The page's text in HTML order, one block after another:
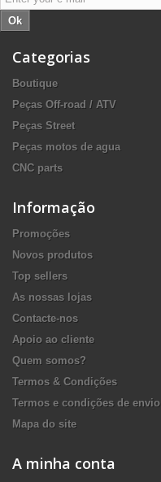
Ok
Categorias
Boutique
Peças Off-road / ATV
Peças Street
Peças motos de agua
CNC parts
Informação
Promoções
Novos produtos
Top sellers
As nossas lojas
Contacte-nos
Apoio ao cliente
Quem somos?
Termos & Condições
Termos e condições de envio
Mapa do site
A minha conta